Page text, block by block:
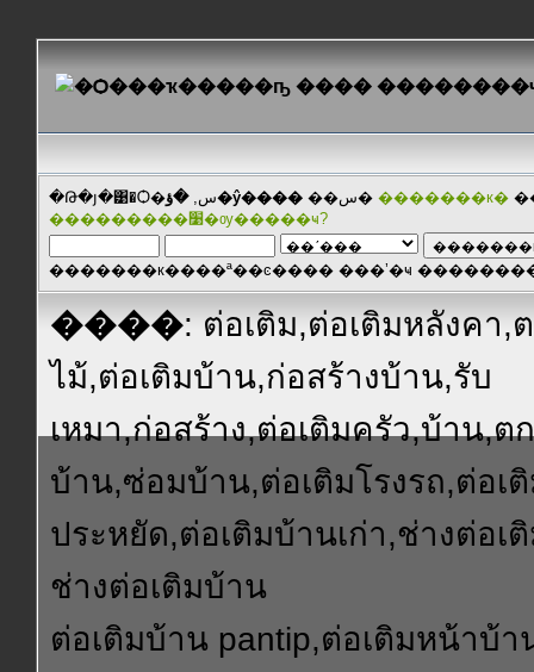
�Թ�յ�͹�Ѻ�س,�ؤ�ŷ���� ��س� �������к�
���������׹�ѹ�����ҹ?
�������к����ª��ͼ���� ���ʼ�ҹ
����: ต่อเติม,ต่อเติมหลังคา,
ไม้,ต่อเติมบ้าน,ก่อสร้างบ้าน,รับ
เหมา,ก่อสร้าง,ต่อเติมครัว,บ้าน,ต
บ้าน,ซ่อมบ้าน,ต่อเติมโรงรถ,ต่อเ
ประหยัด,ต่อเติมบ้านเก่า,ช่างต่อเ
ช่างต่อเติมบ้าน
ต่อเติมบ้าน pantip,ต่อเติมหน้าบ้า